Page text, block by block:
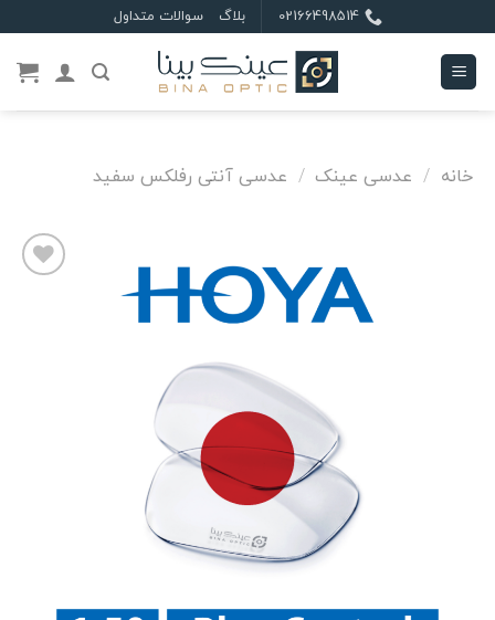
to
content
02166498514 بلاگ سوالات متداول
خانه / عدسی عینک / عدسی آنتی رفلکس سفید